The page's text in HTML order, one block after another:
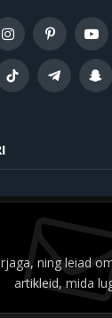
InstagramPinterest
TikTok Telegram
ning leiad
artikleid, mida